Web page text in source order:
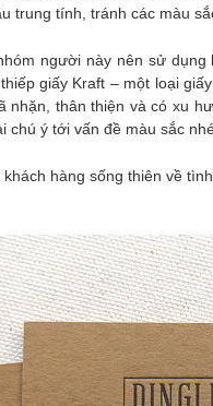
trung tính, tránh các màu
người này nên sử
giấy Kraft – một loại
nhặn, thân thiện và có xu
chú ý tới vấn đề màu sắc
hàng sống thiên về